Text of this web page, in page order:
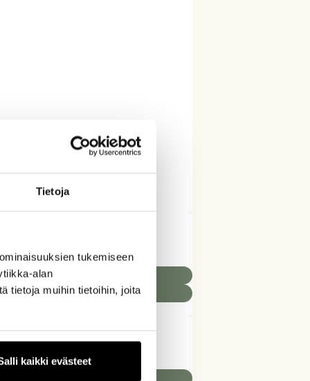
Tietoja
tukemiseen
alan
tietoja muihin tietoihin, joita
kaikki evästeet
Raportointi ja BI
Toiminnanohjaus